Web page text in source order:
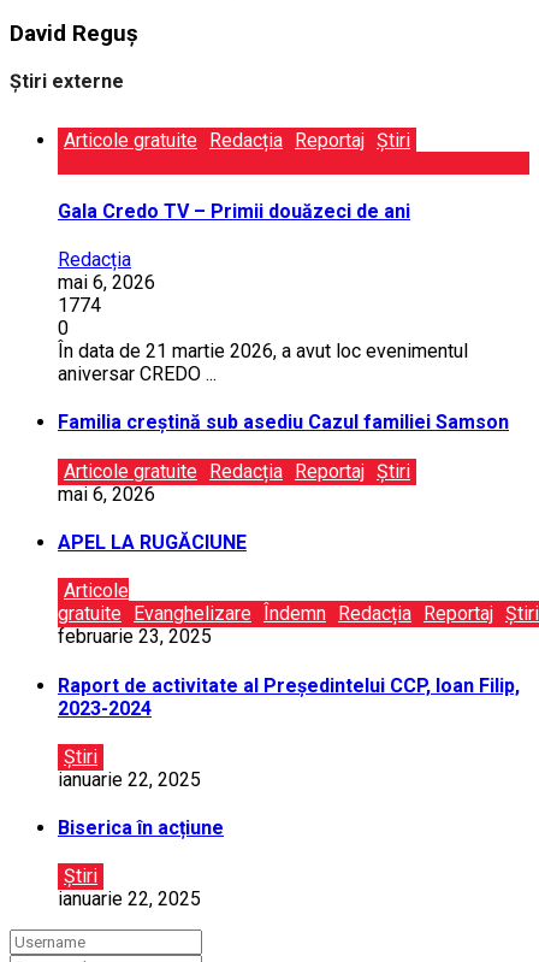
David Reguș
Știri externe
Articole gratuite Redacția Reportaj Știri
Gala Credo TV – Primii douăzeci de ani
Redacția
mai 6, 2026
1774
0
În data de 21 martie 2026, a avut loc evenimentul
aniversar CREDO ...
Familia creștină sub asediu Cazul familiei Samson
Articole gratuite Redacția Reportaj Știri
mai 6, 2026
APEL LA RUGĂCIUNE
Articole
gratuite
Evanghelizare Îndemn Redacția Reportaj Știri
februarie 23, 2025
Raport de activitate al Președintelui CCP, Ioan Filip,
2023-2024
Știri
ianuarie 22, 2025
Biserica în acțiune
Știri
ianuarie 22, 2025